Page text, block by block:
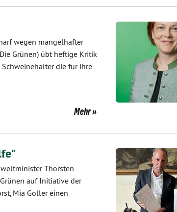
wegen mangelhafter
Grünen) übt heftige Kritik
Schweinehalter die für ihre
Mehr
Thorsten
auf Initiative der
Mia Goller einen